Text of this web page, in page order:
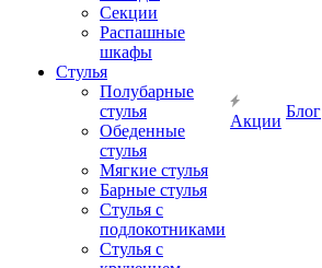
Секции
Распашные
шкафы
Стулья
Полубарные
стулья
Обеденные
стулья
Мягкие стулья
Барные стулья
Стулья с
подлокотниками
Стулья с
Акции
Блог